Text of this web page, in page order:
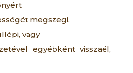
megszegi,
vagy
egyébként visszaél,